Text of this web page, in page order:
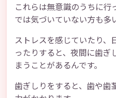
これらは無意識のうちに
では気づいていない方も多
ストレスを感じていたり
ったりすると、夜間に歯ぎ
まうことがあるんです。
歯ぎしりをすると、歯や歯